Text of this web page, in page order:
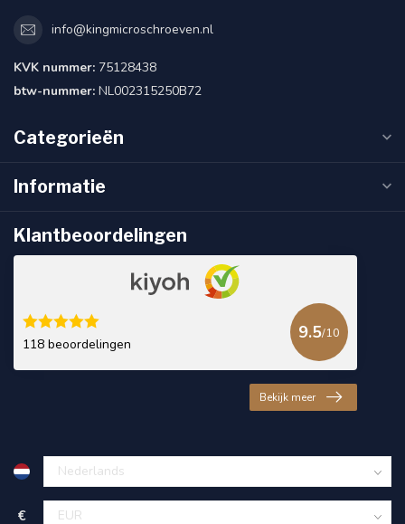
info@kingmicroschroeven.nl
KVK nummer: 75128438
btw-nummer: NL002315250B72
Categorieën
Informatie
Klantbeoordelingen
118 beoordelingen
9.5/10
Bekijk meer
€